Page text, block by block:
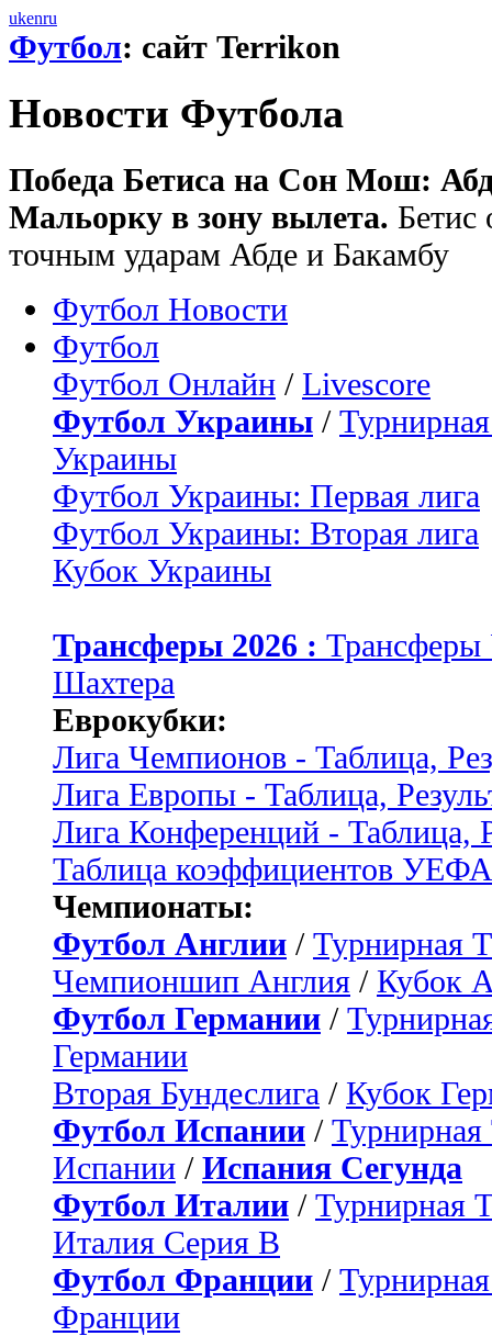
ukenru
Футбол: сайт Terrikon
Новости Футбола
Победа Бетиса на Сон Мош:
Мальорку в зону вылета. Бетис
точным ударам Абде и Бакамбу
Футбол Новости
Футбол
Футбол Онлайн / Livescore
Футбол Украины /
Украины
Футбол Украины: Первая лига
Футбол Украины: Вторая лига
Кубок Украины
Трансферы 2026 :
Шахтера
Еврокубки:
Лига Чемпионов - Таблица,
Лига Европы - Таблица,
Лига Конференций - Таблица,
Таблица коэффициентов УЕФА
Чемпионаты:
Футбол Англии / Турнирная
Чемпионшип Англия / Кубок
Футбол Германии /
Германии
Вторая Бундеслига / Кубок
Футбол Испании / Турнирная
Испании / Испания Сегунда
Футбол Италии / Турнирная
Италия Серия B
Футбол Франции /
Франции